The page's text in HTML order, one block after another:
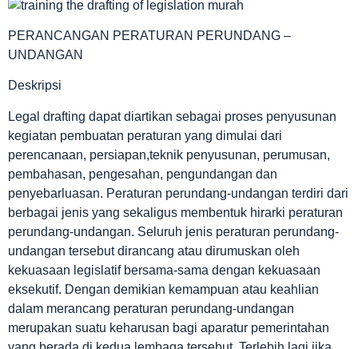
PERANCANGAN PERATURAN PERUNDANG –
UNDANGAN
Deskripsi
Legal drafting dapat diartikan sebagai proses penyusunan
kegiatan pembuatan peraturan yang dimulai dari
perencanaan, persiapan,teknik penyusunan, perumusan,
pembahasan, pengesahan, pengundangan dan
penyebarluasan. Peraturan perundang-undangan terdiri dari
berbagai jenis yang sekaligus membentuk hirarki peraturan
perundang-undangan. Seluruh jenis peraturan perundang-
undangan tersebut dirancang atau dirumuskan oleh
kekuasaan legislatif bersama-sama dengan kekuasaan
eksekutif. Dengan demikian kemampuan atau keahlian
dalam merancang peraturan perundang-undangan
merupakan suatu keharusan bagi aparatur pemerintahan